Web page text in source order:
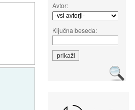
Avtor:
Ključna beseda: